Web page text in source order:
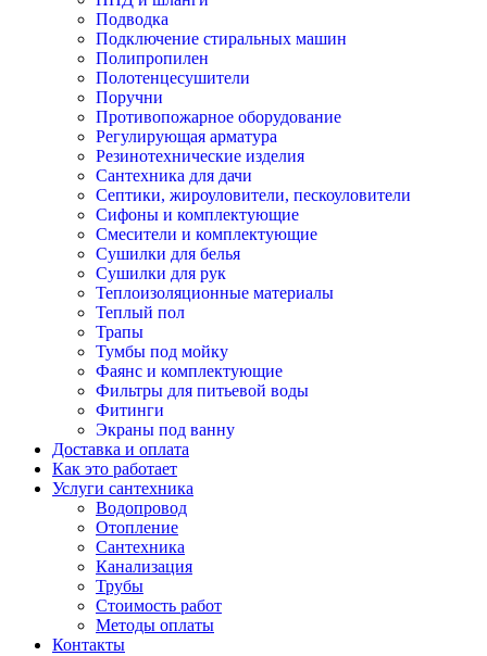
Подводка
Подключение стиральных машин
Полипропилен
Полотенцесушители
Поручни
Противопожарное оборудование
Регулирующая арматура
Резинотехнические изделия
Сантехника для дачи
Септики, жироуловители, пескоуловители
Сифоны и комплектующие
Смесители и комплектующие
Сушилки для белья
Сушилки для рук
Теплоизоляционные материалы
Теплый пол
Трапы
Тумбы под мойку
Фаянс и комплектующие
Фильтры для питьевой воды
Фитинги
Экраны под ванну
Доставка и оплата
Как это работает
Услуги сантехника
Водопровод
Отопление
Сантехника
Канализация
Трубы
Стоимость работ
Методы оплаты
Контакты